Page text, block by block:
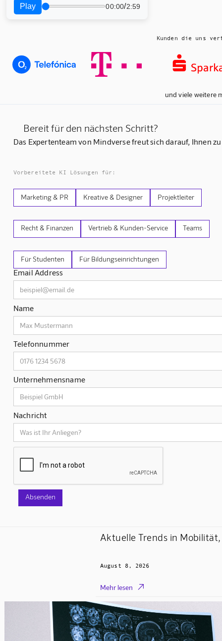
Play 00:00/2:59
Kunden die uns
und viele weitere
Bereit für den nächsten Schritt?
Das Expertenteam von Mindverse freut sich darauf, Ihnen
Vorbereitete KI Lösungen für:
Marketing & PR Kreative & Designer Projektleiter
Recht & Finanzen Vertrieb & Kunden-Service Teams
Für Studenten Für Bildungseinrichtungen
Email Address
Name
Telefonnummer
Unternehmensname
Nachricht
Aktuelle Trends in
August 8, 2026
Mehr lesen 